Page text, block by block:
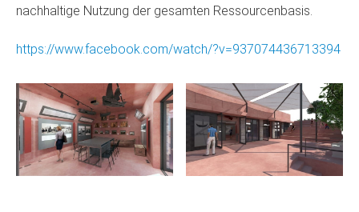
nachhaltige Nutzung der gesamten Ressourcenbasis.
https://www.facebook.com/watch/?v=937074436713394